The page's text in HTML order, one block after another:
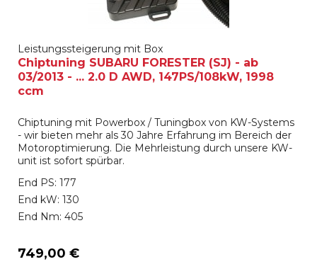
Leistungssteigerung mit Box
Chiptuning SUBARU FORESTER (SJ) - ab
03/2013 - ... 2.0 D AWD, 147PS/108kW, 1998
ccm
Chiptuning mit Powerbox / Tuningbox von KW-Systems
- wir bieten mehr als 30 Jahre Erfahrung im Bereich der
Motoroptimierung. Die Mehrleistung durch unsere KW-
unit ist sofort spürbar.
End PS: 177
End kW: 130
End Nm: 405
749,00 €